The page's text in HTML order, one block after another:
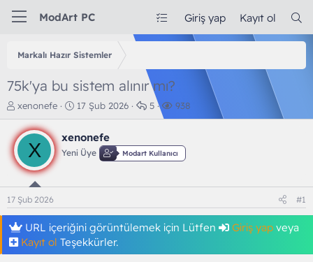
ModArt PC Giriş yap Kayıt ol
Markalı Hazır Sistemler
75k'ya bu sistem alınır mı?
K
o
n
b
u
y
a
ş
l
t
xenonefe
B
a
l
a
ç
t
a
r
i
17 Şub 2026
C
e
p
5
G
ö
n
e
m
e
938
X
xenonefe
Yeni Üye Modart Kullanıcı
17 Şub 2026 #1
URL içeriğini görüntülemek için Lütfen Giriş yap veya
Kayıt ol Teşekkürler.